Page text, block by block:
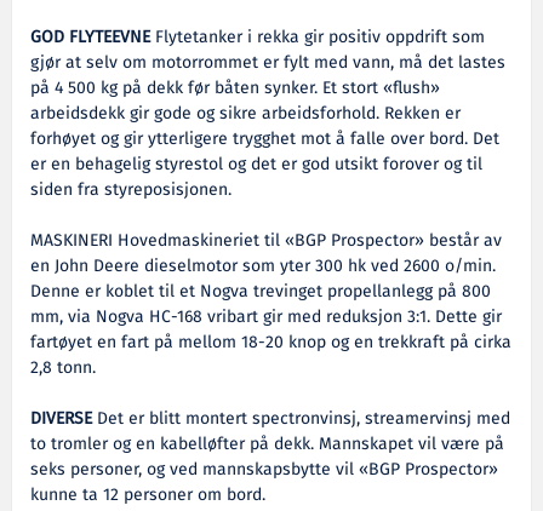
GOD FLYTEEVNEFlytetanker i rekka gir positiv oppdrift som
gjør at selv om motorrommet er fylt med vann, må det lastes
på 4 500 kg på dekk før båten synker. Et stort «flush»
arbeidsdekk gir gode og sikre arbeidsforhold. Rekken er
forhøyet og gir ytterligere trygghet mot å falle over bord. Det
er en behagelig styrestol og det er god utsikt forover og til
siden fra styreposisjonen.
MASKINERI Hovedmaskineriet til «BGP Prospector» består av
en John Deere dieselmotor som yter 300 hk ved 2600 o/min.
Denne er koblet til et Nogva trevinget propellanlegg på 800
mm, via Nogva HC-168 vribart gir med reduksjon 3:1. Dette gir
fartøyet en fart på mellom 18-20 knop og en trekkraft på cirka
2,8 tonn.
DIVERSEDet er blitt montert spectronvinsj, streamervinsj med
to tromler og en kabelløfter på dekk. Mannskapet vil være på
seks personer, og ved mannskapsbytte vil «BGP Prospector»
kunne ta 12 personer om bord.